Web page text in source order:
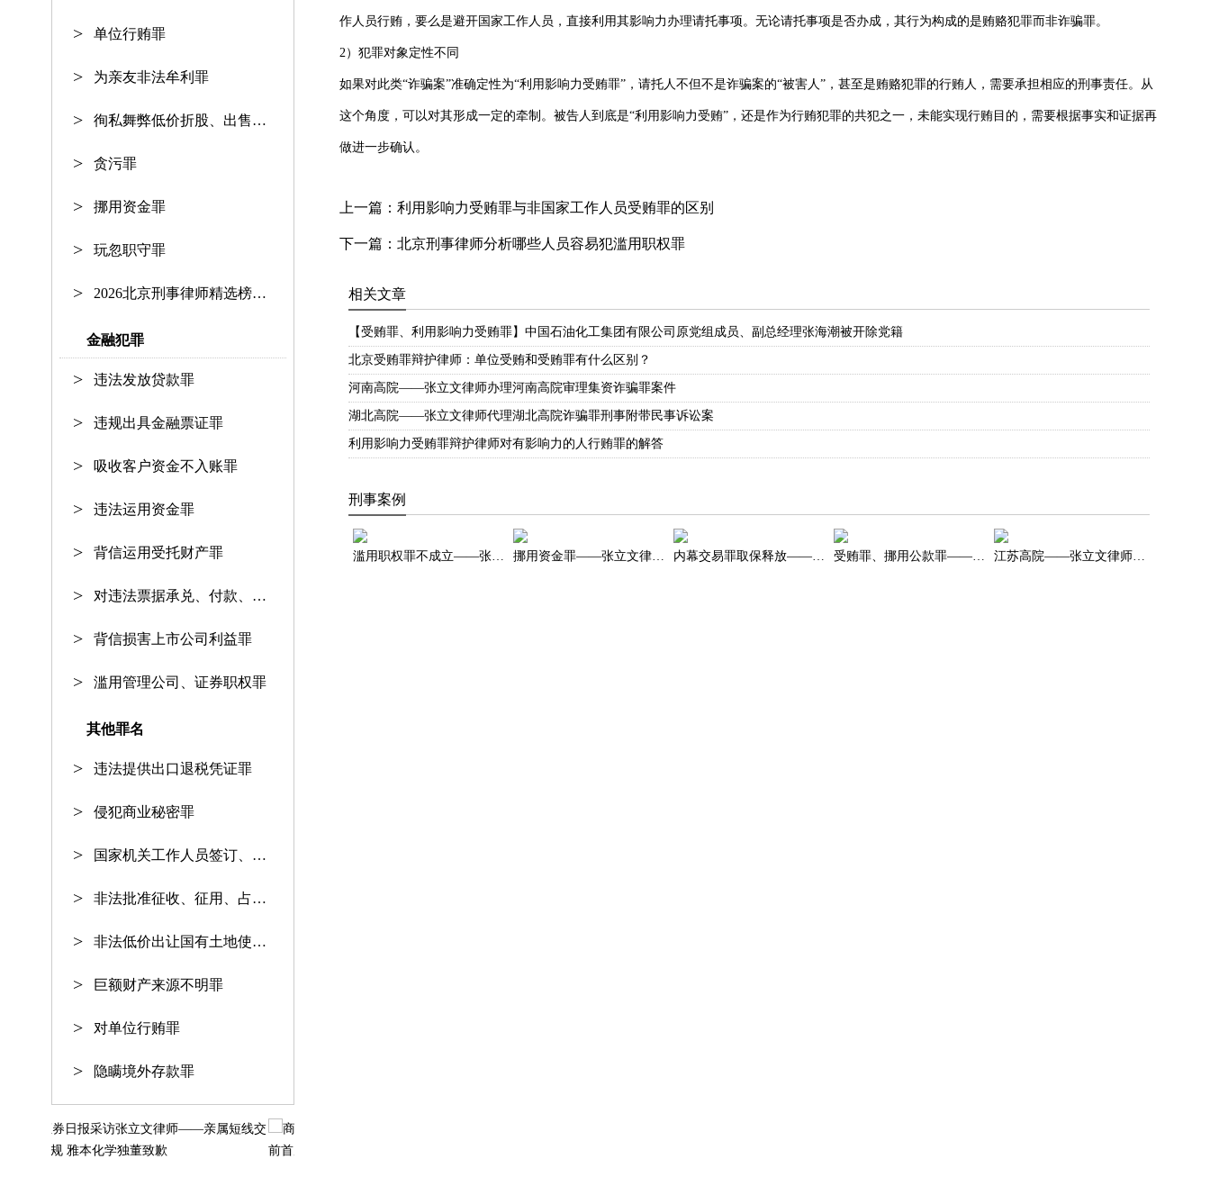
单位行贿罪
为亲友非法牟利罪
徇私舞弊低价折股、出售国有资产
贪污罪
挪用资金罪
玩忽职守罪
2026北京刑事律师精选榜单：资深护
金融犯罪
违法发放贷款罪
违规出具金融票证罪
吸收客户资金不入账罪
违法运用资金罪
背信运用受托财产罪
对违法票据承兑、付款、保证罪
背信损害上市公司利益罪
滥用管理公司、证券职权罪
其他罪名
违法提供出口退税凭证罪
侵犯商业秘密罪
国家机关工作人员签订、履行合同
非法批准征收、征用、占用土地罪
非法低价出让国有土地使用权罪
巨额财产来源不明罪
对单位行贿罪
隐瞒境外存款罪
作人员行贿，要么是避开国家工作人员，直接利用其影响力办理请托事项。无论请托事项是否办成，其行为构成的是贿赂犯罪而非诈骗罪。
2）犯罪对象定性不同
如果对此类“诈骗案”准确定性为“利用影响力受贿罪”，请托人不但不是诈骗案的“被害人”，甚至是贿赂犯罪的行贿人，需要承担相应的刑事责任。从
这个角度，可以对其形成一定的牵制。被告人到底是“利用影响力受贿”，还是作为行贿犯罪的共犯之一，未能实现行贿目的，需要根据事实和证据再
做进一步确认。
上一篇： 利用影响力受贿罪与非国家工作人员受贿罪的区别
下一篇： 北京刑事律师分析哪些人员容易犯滥用职权罪
相关文章
【受贿罪、利用影响力受贿罪】中国石油化工集团有限公司原党组成员、副总经理张海潮被开除党籍
北京受贿罪辩护律师：​单位受贿和受贿罪有什么区别？
河南高院——张立文律师办理河南高院审理集资诈骗罪案件
湖北高院——张立文律师代理湖北高院诈骗罪刑事附带民事诉讼案
利用影响力受贿罪辩护律师对有影响力的人行贿罪的解答
刑事案例
滥用职权罪不成立——张立文律师办理的安徽高院某官员职务犯罪案 挪用资金罪——张立文律师办理中国某证券股份有限公司高级管理人挪用资金罪案件 内幕交易罪取保释放——张立文律师办理的证监会移送公安部督办内幕交易罪案件，当事人被取保候审予以释放 受贿罪、挪用公款罪——张立文律师办理的央企负责人受贿罪、挪用公款罪得到较轻量刑 江苏高院——张立文律师办理的受贿罪案件江苏高院撤销原判决定再审